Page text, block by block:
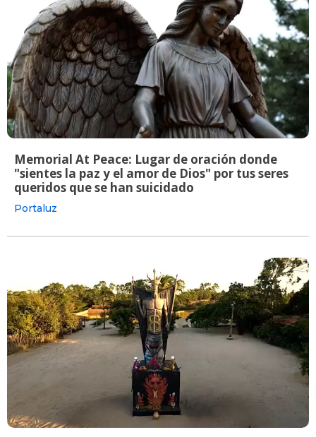
Memorial At Peace: Lugar de oración donde
"sientes la paz y el amor de Dios" por tus seres
queridos que se han suicidado
Portaluz